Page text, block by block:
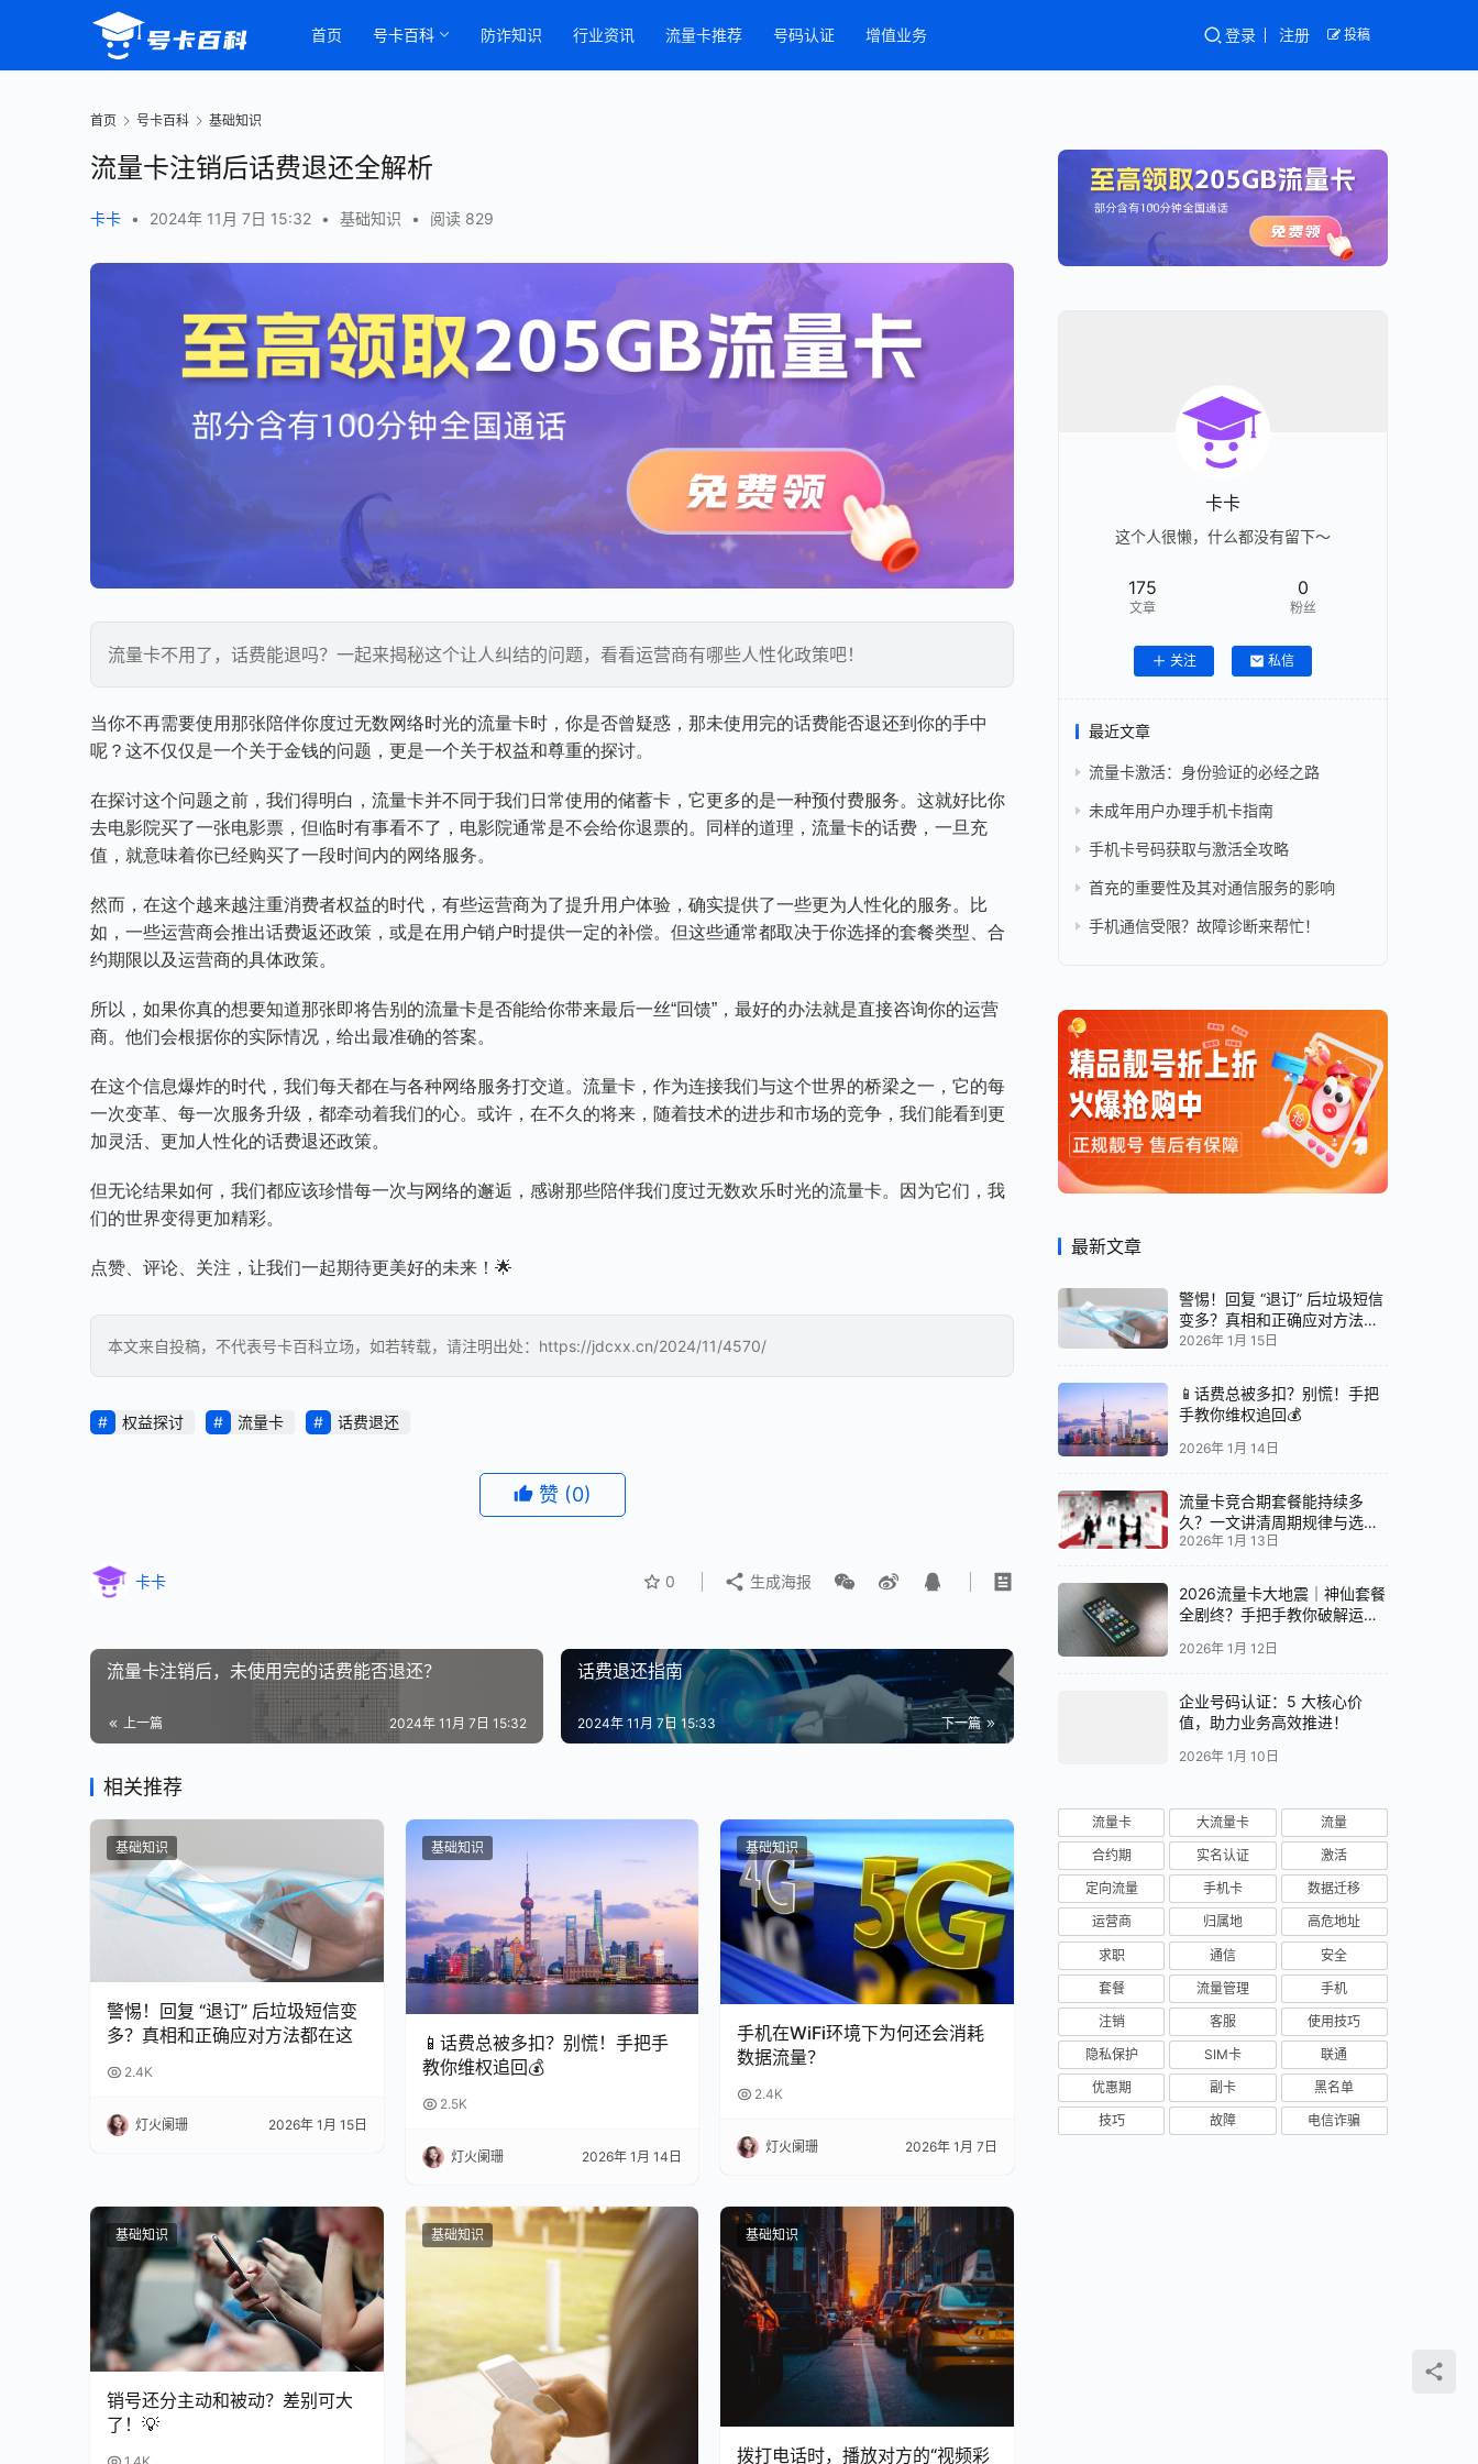
首页 号卡百科 防诈知识 行业资讯 流量卡推荐 号码认证 增值业务 登录 注册 投稿
首页 号卡百科 基础知识
流量卡注销后话费退还全解析
卡卡 • 2024年 11月 7日 15:32 • 基础知识 • 阅读 829
流量卡不用了，话费能退吗？一起来揭秘这个让人纠结的问题，看看运营商有哪些人性化政策吧！
当你不再需要使用那张陪伴你度过无数网络时光的流量卡时，你是否曾疑惑，那未使用完的话费能否退还到你的手中
呢？这不仅仅是一个关于金钱的问题，更是一个关于权益和尊重的探讨。
在探讨这个问题之前，我们得明白，流量卡并不同于我们日常使用的储蓄卡，它更多的是一种预付费服务。这就好比你
去电影院买了一张电影票，但临时有事看不了，电影院通常是不会给你退票的。同样的道理，流量卡的话费，一旦充
值，就意味着你已经购买了一段时间内的网络服务。
然而，在这个越来越注重消费者权益的时代，有些运营商为了提升用户体验，确实提供了一些更为人性化的服务。比
如，一些运营商会推出话费返还政策，或是在用户销户时提供一定的补偿。但这些通常都取决于你选择的套餐类型、合
约期限以及运营商的具体政策。
所以，如果你真的想要知道那张即将告别的流量卡是否能给你带来最后一丝“回馈”，最好的办法就是直接咨询你的运营
商。他们会根据你的实际情况，给出最准确的答案。
在这个信息爆炸的时代，我们每天都在与各种网络服务打交道。流量卡，作为连接我们与这个世界的桥梁之一，它的每
一次变革、每一次服务升级，都牵动着我们的心。或许，在不久的将来，随着技术的进步和市场的竞争，我们能看到更
加灵活、更加人性化的话费退还政策。
但无论结果如何，我们都应该珍惜每一次与网络的邂逅，感谢那些陪伴我们度过无数欢乐时光的流量卡。因为它们，我
们的世界变得更加精彩。
点赞、评论、关注，让我们一起期待更美好的未来！🌟
本文来自投稿，不代表号卡百科立场，如若转载，请注明出处：https://jdcxx.cn/2024/11/4570/
权益探讨 流量卡 话费退还
赞 (0)
卡卡 0 生成海报
流量卡注销后，未使用完的话费能否退还？
上一篇 2024年 11月 7日 15:32
话费退还指南
下一篇
2024年 11月 7日 15:33
相关推荐
基础知识
警惕！回复 “退订” 后垃圾短信变
多？真相和正确应对方法都在这
2.4K
灯火阑珊 2026年 1月 15日
基础知识
📱话费总被多扣？别慌！手把手
教你维权追回💰
2.5K
灯火阑珊 2026年 1月 14日
基础知识
手机在WiFi环境下为何还会消耗
数据流量？
2.4K
灯火阑珊 2026年 1月 7日
基础知识
销号还分主动和被动？差别可大
了！💡
基础知识 基础知识
拨打电话时，播放对方的“视频彩
卡卡
这个人很懒，什么都没有留下～
175
文章
0
粉丝
关注 私信
最近文章
流量卡激活：身份验证的必经之路
未成年用户办理手机卡指南
手机卡号码获取与激活全攻略
首充的重要性及其对通信服务的影响
手机通信受限？故障诊断来帮忙！
最新文章
警惕！回复 “退订” 后垃圾短信
变多？真相和正确应对方法都
在这
2026年 1月 15日
📱话费总被多扣？别慌！手把
手教你维权追回💰
2026年 1月 14日
流量卡竞合期套餐能持续多
久？一文讲清周期规律与选卡
时机
2026年 1月 13日
2026流量卡大地震｜神仙套餐
全剧终？手把手教你破解运营
2026年 1月 12日
企业号码认证：5 大核心价
值，助力业务高效推进！
2026年 1月 10日
流量卡 大流量卡 流量
合约期 实名认证 激活
定向流量 手机卡 数据迁移
运营商 归属地 高危地址
求职 通信 安全
套餐 流量管理 手机
注销 客服 使用技巧
隐私保护 SIM卡 联通
优惠期 副卡 黑名单
技巧 故障 电信诈骗